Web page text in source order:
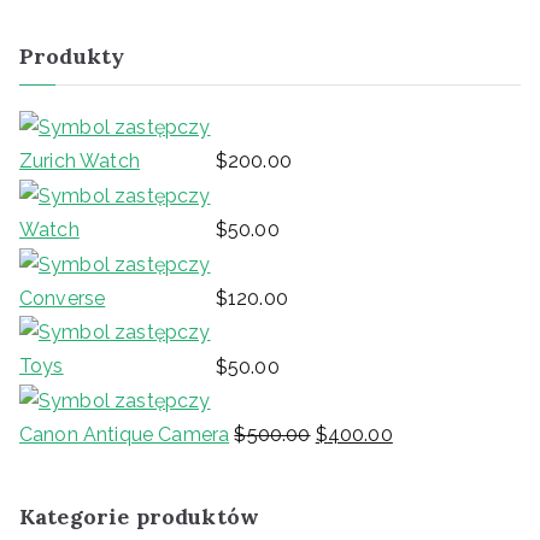
a
j
:
Produkty
Zurich Watch $200.00
Watch $50.00
Converse $120.00
Toys $50.00
Canon Antique Camera $500.00 i$400.00k
Kategorie produktów